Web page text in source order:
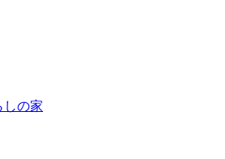
しの家